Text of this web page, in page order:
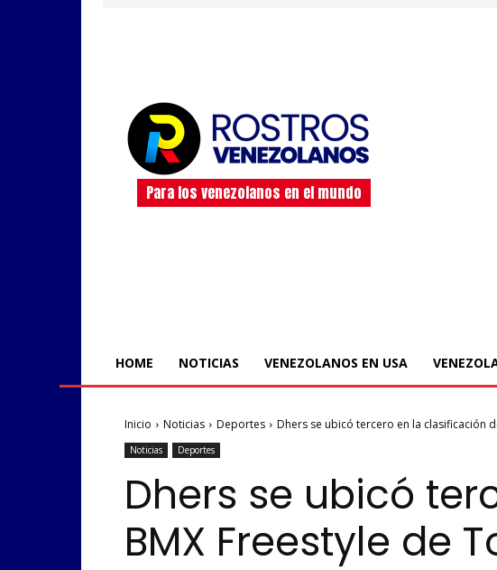
Para los venezolanos en el mundo
HOME NOTICIAS VENEZOLANOS EN USA
Inicio Noticias Deportes Dhers se ubicó tercero en la clasificación
Noticias Deportes
Dhers se ubicó
BMX Freestyle de